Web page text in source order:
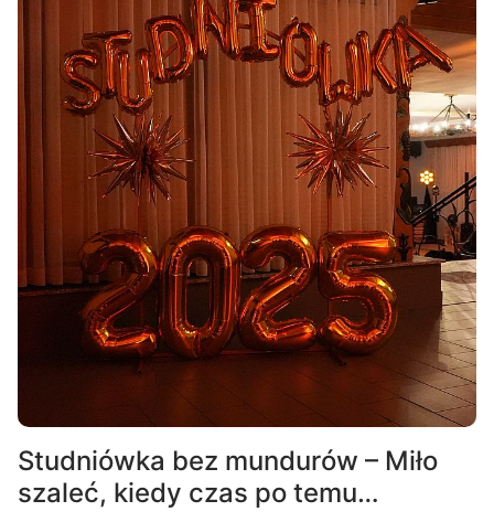
Studniówka bez mundurów – Miło
szaleć, kiedy czas po temu…